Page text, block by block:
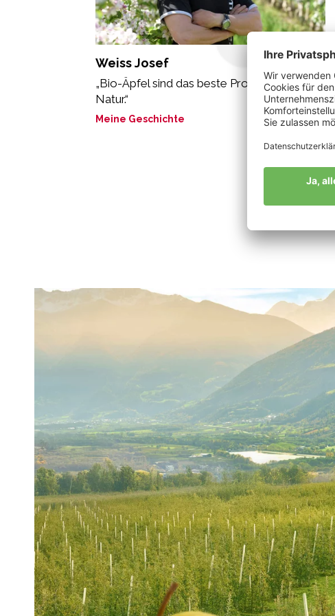
Weiss Josef
„Bio-Äpfel sind das beste Produkt der
Natur.“
Meine Geschichte